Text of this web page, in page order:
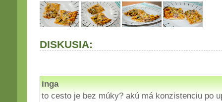
DISKUSIA:
inga
to cesto je bez múky? akú má konzistenciu po